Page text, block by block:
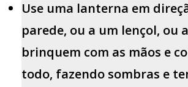
Use uma lanterna em
parede, ou a um lençol, ou
brinquem com as mãos e
todo, fazendo sombras e